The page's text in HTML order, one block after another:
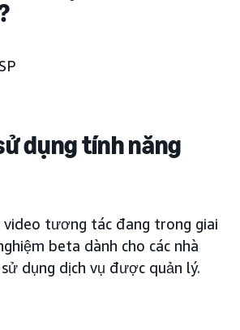
dụng tính năng
video tương tác đang trong giai
beta dành cho các nhà
dụng dịch vụ được quản lý.